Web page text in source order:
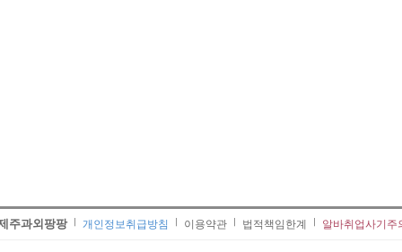
주과외팡팡 개인정보취급방침 이용약관 법적책임한계 알바취업사기주